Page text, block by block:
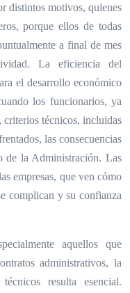
distintos motivos, quienes
porque ellos de todas
a final de mes
La eficiencia del
el desarrollo económico
los funcionarios, ya
criterios técnicos, incluidas
las consecuencias
de la Administración. Las
empresas, que ven cómo
complican y su confianza
aquellos que
administrativos, la
resulta esencial.